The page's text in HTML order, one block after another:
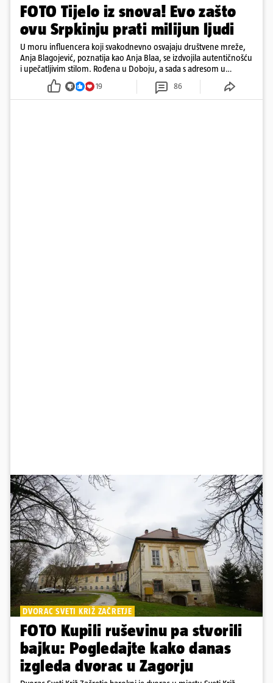
FOTO Tijelo iz snova! Evo zašto
ovu Srpkinju prati milijun ljudi
U moru influencera koji svakodnevno osvajaju društvene mreže,
Anja Blagojević, poznatija kao Anja Blaa, se izdvojila autentičnošću
i upečatljivim stilom. Rođena u Doboju, a sada s adresom u
Dubaiju, Anja je spoj glamura, discipline i mladenačke energije
19 86
DVORAC SVETI KRIŽ ZAČRETJE
FOTO Kupili ruševinu pa stvorili
bajku: Pogledajte kako danas
izgleda dvorac u Zagorju